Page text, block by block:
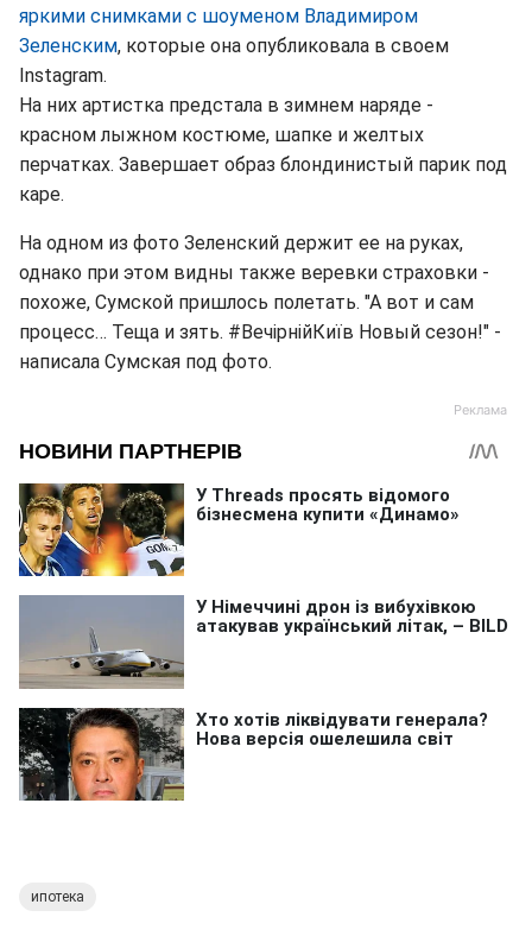
яркими снимками с шоуменом Владимиром
Зеленским, которые она опубликовала в своем
Instagram.
На них артистка предстала в зимнем наряде -
красном лыжном костюме, шапке и желтых
перчатках. Завершает образ блондинистый парик под
каре.
На одном из фото Зеленский держит ее на руках,
однако при этом видны также веревки страховки -
похоже, Сумской пришлось полетать. "А вот и сам
процесс… Теща и зять. #ВечірнійКиїв Новый сезон!" -
написала Сумская под фото.
ипотека